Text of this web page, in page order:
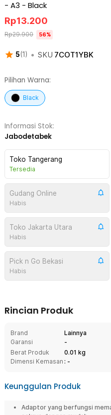
- A3 - Black
5(1 ) • SKU 7COT1YBK
Rp13.200
Rp29.900 56%
Pilihan Warna:
Black
Informasi Stok:
Jabodetabek
Toko Tangerang
Tersedia
Gudang Online
Habis
Toko Jakarta Utara
Habis
Pick n Go Bekasi
Habis
Rincian Produk
Brand
Lainnya
Garansi
-
Berat Produk
0.01 kg
Dimensi Kemasan : -
Keunggulan Produk
Adaptor yang berfungsi